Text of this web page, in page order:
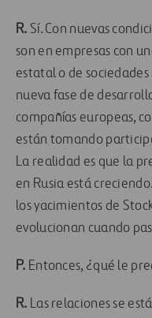
R. Sí. Con nuevas
son en empresas con
estatal o de
nueva fase de
compañías europeas,
están tomando
La realidad es que la
en Rusia está
los yacimientos de
evolucionan cuando
P. Entonces, ¿qué le
R. Las relaciones se